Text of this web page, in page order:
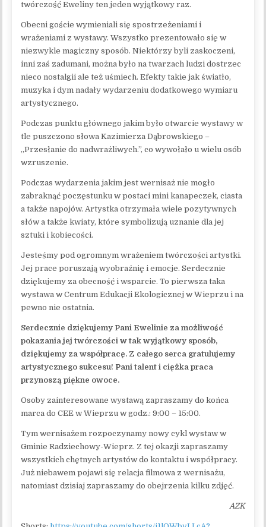
twórczość Eweliny ten jeden wyjątkowy raz.
Obecni goście wymieniali się spostrzeżeniami i
wrażeniami z wystawy. Wszystko prezentowało się w
niezwykle magiczny sposób. Niektórzy byli zaskoczeni,
inni zaś zadumani, można było na twarzach ludzi dostrzec
nieco nostalgii ale też uśmiech. Efekty takie jak światło,
muzyka i dym nadały wydarzeniu dodatkowego wymiaru
artystycznego.
Podczas punktu głównego jakim było otwarcie wystawy w
tle puszczono słowa Kazimierza Dąbrowskiego –
„Przesłanie do nadwrażliwych.”, co wywołało u wielu osób
wzruszenie.
Podczas wydarzenia jakim jest wernisaż nie mogło
zabraknąć poczęstunku w postaci mini kanapeczek, ciasta
a także napojów. Artystka otrzymała wiele pozytywnych
słów a także kwiaty, które symbolizują uznanie dla jej
sztuki i kobiecości.
Jesteśmy pod ogromnym wrażeniem twórczości artystki.
Jej prace poruszają wyobraźnię i emocje. Serdecznie
dziękujemy za obecność i wsparcie. To pierwsza taka
wystawa w Centrum Edukacji Ekologicznej w Wieprzu i na
pewno nie ostatnia.
Serdecznie dziękujemy Pani Ewelinie za możliwość
pokazania jej twórczości w tak wyjątkowy sposób,
dziękujemy za współpracę. Z całego serca gratulujemy
artystycznego sukcesu! Pani talent i ciężka praca
przynoszą piękne owoce.
Osoby zainteresowane wystawą zapraszamy do końca
marca do CEE w Wieprzu w godz.: 9:00 – 15:00.
Tym wernisażem rozpoczynamy nowy cykl wystaw w
Gminie Radziechowy-Wieprz. Z tej okazji zapraszamy
wszystkich chętnych artystów do kontaktu i współpracy.
Już niebawem pojawi się relacja filmowa z wernisażu,
natomiast dzisiaj zapraszamy do obejrzenia kilku zdjęć.
AZK